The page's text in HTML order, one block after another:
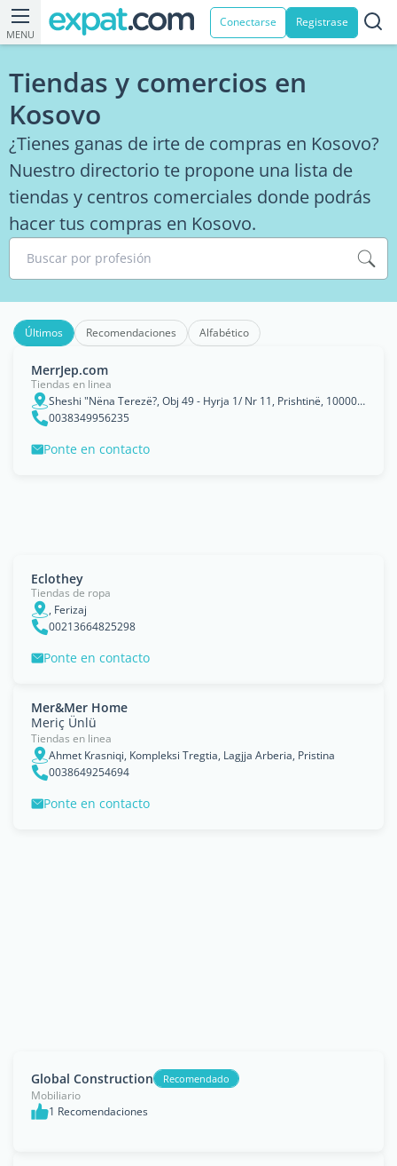
MENU
Conectarse Registrase
Tiendas y comercios en
Kosovo
¿Tienes ganas de irte de compras en Kosovo?
Nuestro directorio te propone una lista de
tiendas y centros comerciales donde podrás
hacer tus compras en Kosovo.
Buscar por profesión
Últimos Recomendaciones Alfabético
MerrJep.com
Tiendas en linea
Sheshi "Nëna Terezë?, Obj 49 - Hyrja 1/ Nr 11, Prishtinë, 10000, Komuna e Prishtinës, Pristina
0038349956235
Ponte en contacto
Eclothey
Tiendas de ropa
, Ferizaj
00213664825298
Ponte en contacto
Mer&Mer Home
Meriç Ünlü
Tiendas en linea
Ahmet Krasniqi, Kompleksi Tregtia, Lagjja Arberia, Pristina
0038649254694
Ponte en contacto
Global Construction Recomendado
Mobiliario
1 Recomendaciones